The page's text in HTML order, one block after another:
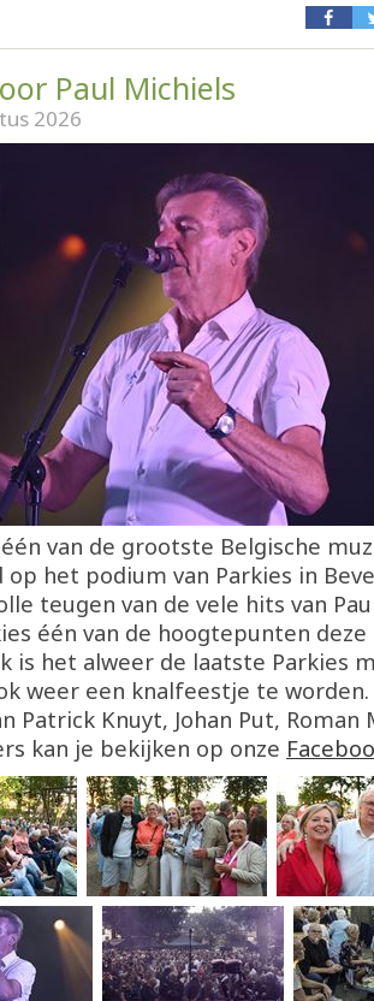
Paul Michiels
2026
één van de grootste Belgische
op het podium van Parkies in
teugen van de vele hits van
één van de hoogtepunten deze
is het alweer de laatste Parkies
weer een knalfeestje te
Patrick Knuyt, Johan Put, Roman
kan je bekijken op onze